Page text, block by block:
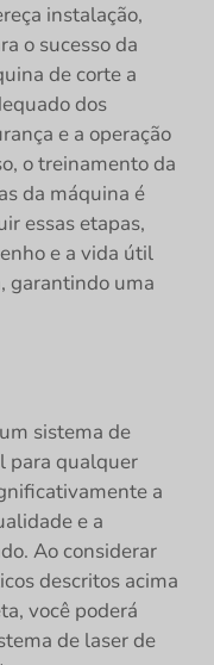
instalação,
o sucesso da
de corte a
dos
e a operação
o treinamento da
da máquina é
essas etapas,
e a vida útil
garantindo uma
sistema de
para qualquer
a
e a
Ao considerar
descritos acima
você poderá
de laser de